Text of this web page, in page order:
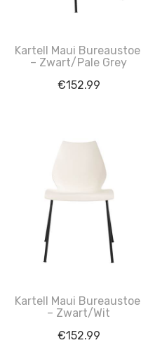
Kartell Maui Bureaustoel
– Zwart/Pale Grey
€152.99
Kartell Maui Bureaustoel
– Zwart/Wit
€152.99